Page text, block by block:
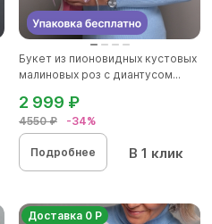
Букет из пионовидных кустовых
малиновых роз с диантусом...
4550 ₽ -34%
2 999 ₽
Подробнее В 1 клик
Доставка 0 Р